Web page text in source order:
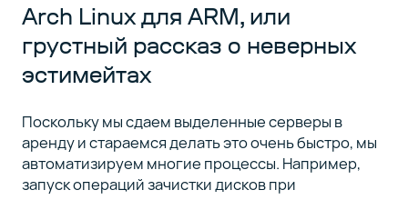
Arch Linux для ARM, или
грустный рассказ о неверных
эстимейтах
Поскольку мы сдаем выделенные серверы в
аренду и стараемся делать это очень быстро, мы
автоматизируем многие процессы. Например,
запуск операций зачистки дисков при